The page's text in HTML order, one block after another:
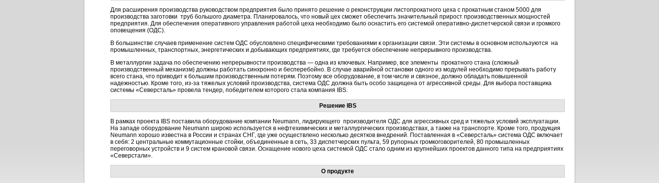
Для расширения производства руководством предприятия было принято решение о реконструкции листопрокатного цеха с прокатным станом 5000 для
производства заготовки труб большого диаметра. Планировалось, что новый цех сможет обеспечить значительный прирост производственных мощностей
предприятия. Для обеспечения оперативного управления работой цеха необходимо было оснастить его системой оперативно-диспетчерской связи и громкого
оповещения (ОДС).
В большинстве случаев применение систем ОДС обусловлено специфическими требованиями к организации связи. Эти системы в основном используются на
промышленных, транспортных, энергетических и добывающих предприятиях, где требуется обеспечение непрерывного производства.
В металлургии задача по обеспечению непрерывности производства — одна из ключевых. Например, все элементы прокатного стана (сложный
производственный механизм) должны работать синхронно и бесперебойно. В случае аварийной остановки одного из модулей необходимо прерывать работу
всего стана, что приводит к большим производственным потерям. Поэтому все оборудование, в том числе и связное, должно обладать повышенной
надежностью. Кроме того, из-за тяжелых условий производства, система ОДС должна быть особо защищена от агрессивной среды. Для выбора поставщика
системы «Северсталь» провела тендер, победителем которого стала компания IBS.
Решение IBS
В рамках проекта IBS поставила оборудование компании Neumann, лидирующего производителя ОДС для агрессивных сред и тяжелых условий эксплуатации.
На западе оборудование Neumann широко используется в нефтехимических и металлургических производствах, а также на транспорте. Кроме того, продукция
Neumann хорошо известна в России и странах СНГ, где уже осуществлено несколько десятков внедрений. Поставленная в «Северсталь» система ОДС включает
в себя: 2 центральные коммутационные стойки, объединенные в сеть, 33 диспетчерских пульта, 59 рупорных громкоговорителей, 80 промышленных
переговорных устройств и 9 систем крановой связи. Оснащение нового цеха системой ОДС стало одним из крупнейших проектов данного типа на предприятиях
«Северстали».
О продукте